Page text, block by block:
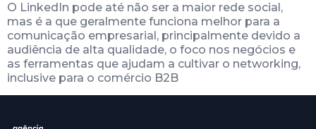
O LinkedIn pode até não ser a maior rede social,
mas é a que geralmente funciona melhor para a
comunicação empresarial, principalmente devido a
audiência de alta qualidade, o foco nos negócios e
as ferramentas que ajudam a cultivar o networking,
inclusive para o comércio B2B